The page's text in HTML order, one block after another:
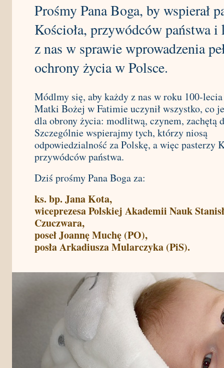
Prośmy Pana Boga, by wspierał
Kościoła, przywódców państwa i
z nas w sprawie wprowadzenia
ochrony życia w Polsce.
Módlmy się, aby każdy z nas w roku 100-
Matki Bożej w Fatimie uczynił wszystko, co
dla obrony życia: modlitwą, czynem, zachętą
Szczególnie wspierajmy tych, którzy niosą
odpowiedzialność za Polskę, a więc pasterzy
przywódców państwa.
Dziś prośmy Pana Boga za:
ks. bp. Jana Kota,
wiceprezesa Polskiej Akademii Nauk
Czuczwara,
poseł Joannę Muchę (PO),
posła Arkadiusza Mularczyka (PiS).